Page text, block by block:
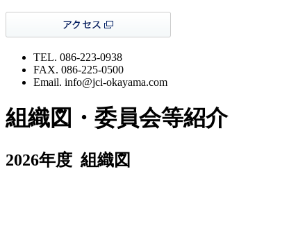
TEL. 086-223-0938
FAX. 086-225-0500
Email. info@jci-okayama.com
組織図・委員会等紹介
2026年度 組織図